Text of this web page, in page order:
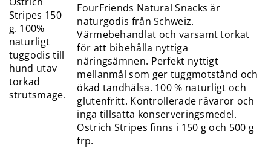
FourFriends Natural Snacks är
naturgodis från Schweiz.
Värmebehandlat och varsamt torkat
för att bibehålla nyttiga
näringsämnen. Perfekt nyttigt
mellanmål som ger tuggmotstånd och
ökad tandhälsa. 100 % naturligt och
glutenfritt. Kontrollerade råvaror och
inga tillsatta konserveringsmedel.
Ostrich Stripes finns i 150 g och 500 g
frp.